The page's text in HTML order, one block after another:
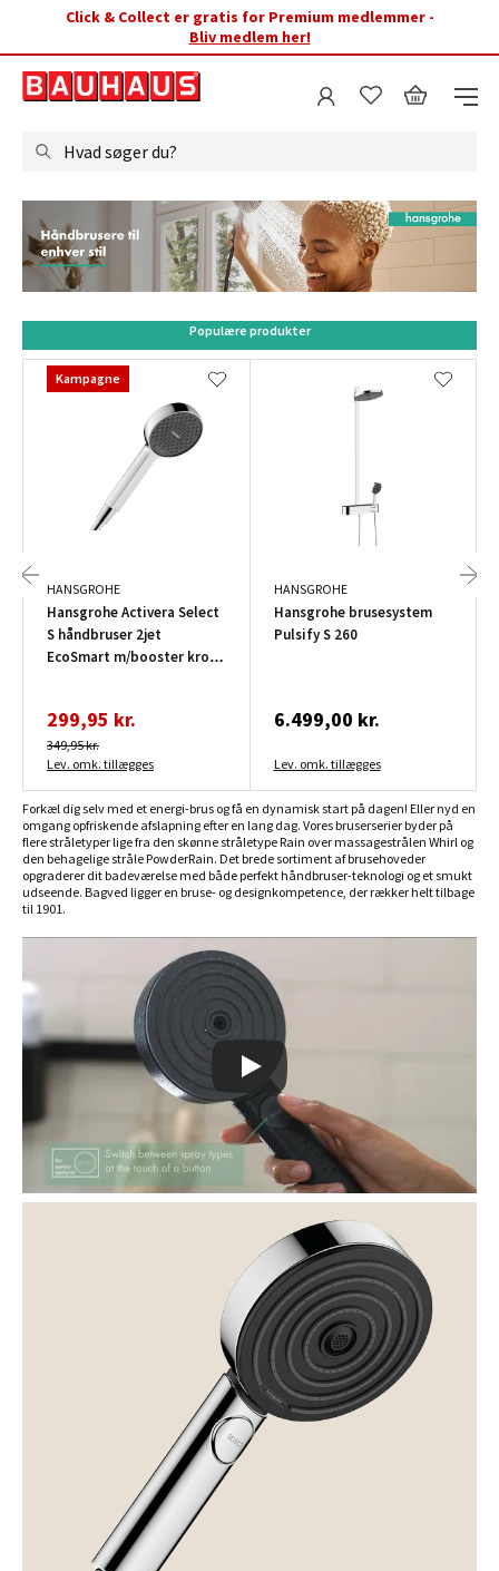
Click & Collect er gratis for Premium medlemmer -
Bliv medlem her!
Hvad søger du?
Populære produkter
Kampagne
HANSGROHE
Hansgrohe Activera Select
S håndbruser 2jet
EcoSmart m/booster krom
299,95 kr.
349,95 kr.
Lev. omk. tillægges
HANSGROHE
Hansgrohe brusesystem
Pulsify S 260
6.499,00 kr.
Lev. omk. tillægges
Forkæl dig selv med et energi-brus og få en dynamisk start på dagen! Eller nyd en
omgang opfriskende afslapning efter en lang dag. Vores bruserserier byder på
flere stråletyper lige fra den skønne stråletype Rain over massagestrålen Whirl og
den behagelige stråle PowderRain. Det brede sortiment af brusehoveder
opgraderer dit badeværelse med både perfekt håndbruser-teknologi og et smukt
udseende. Bagved ligger en bruse- og designkompetence, der rækker helt tilbage
til 1901.